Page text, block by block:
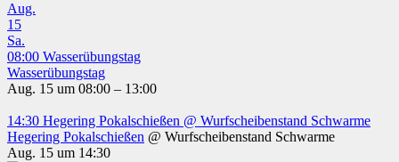
Aug.
15
Sa.
08:00 Wasserübungstag
Wasserübungstag
Aug. 15 um 08:00 – 13:00
14:30 Hegering Pokalschießen @ Wurfscheibenstand Schwarme
Hegering Pokalschießen @ Wurfscheibenstand Schwarme
Aug. 15 um 14:30